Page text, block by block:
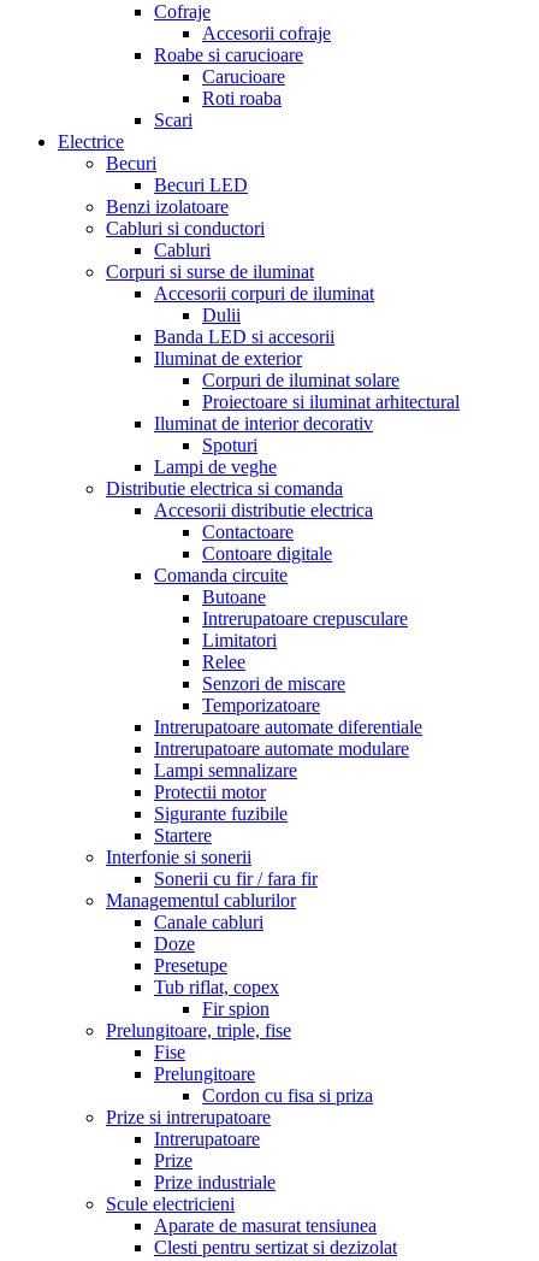
Cofraje
Accesorii cofraje
Roabe si carucioare
Carucioare
Roti roaba
Scari
Electrice
Becuri
Becuri LED
Benzi izolatoare
Cabluri si conductori
Cabluri
Corpuri si surse de iluminat
Accesorii corpuri de iluminat
Dulii
Banda LED si accesorii
Iluminat de exterior
Corpuri de iluminat solare
Proiectoare si iluminat arhitectural
Iluminat de interior decorativ
Spoturi
Lampi de veghe
Distributie electrica si comanda
Accesorii distributie electrica
Contactoare
Contoare digitale
Comanda circuite
Butoane
Intrerupatoare crepusculare
Limitatori
Relee
Senzori de miscare
Temporizatoare
Intrerupatoare automate diferentiale
Intrerupatoare automate modulare
Lampi semnalizare
Protectii motor
Sigurante fuzibile
Startere
Interfonie si sonerii
Sonerii cu fir / fara fir
Managementul cablurilor
Canale cabluri
Doze
Presetupe
Tub riflat, copex
Fir spion
Prelungitoare, triple, fise
Fise
Prelungitoare
Cordon cu fisa si priza
Prize si intrerupatoare
Intrerupatoare
Prize
Prize industriale
Scule electricieni
Aparate de masurat tensiunea
Clesti pentru sertizat si dezizolat